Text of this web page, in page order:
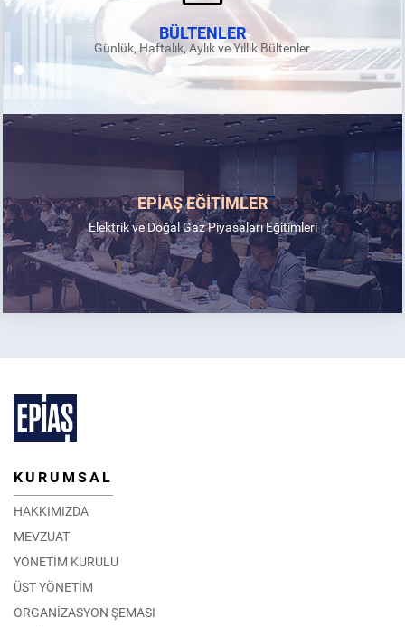
BÜLTENLER
Günlük, Haftalık, Aylık ve Yıllık Bültenler
EPİAŞ EĞİTİMLER
Elektrik ve Doğal Gaz Piyasaları Eğitimleri
KURUMSAL
HAKKIMIZDA
MEVZUAT
YÖNETİM KURULU
ÜST YÖNETİM
ORGANİZASYON ŞEMASI